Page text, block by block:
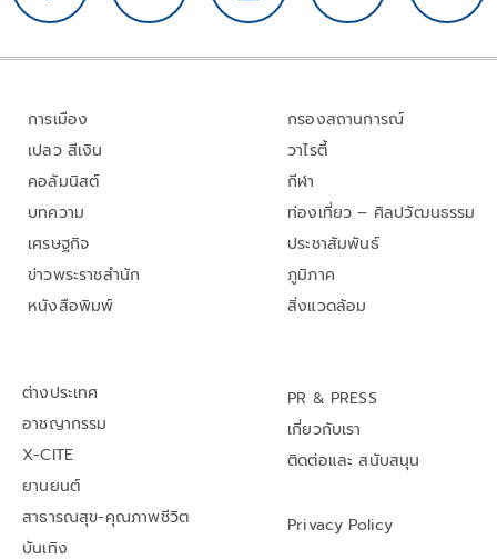
การเมือง
เปลว สีเงิน
คอลัมนิสต์
บทความ
เศรษฐกิจ
ข่าวพระราชสำนัก
หนังสือพิมพ์
กรองสถานการณ์
วาไรตี้
กีฬา
ท่องเที่ยว – ศิลปวัฒนธรรม
ประชาสัมพันธ์
ภูมิภาค
สิ่งแวดล้อม
ต่างประเทศ
อาชญากรรม
X-CITE
ยานยนต์
สาธารณสุข-คุณภาพชีวิต
บันเทิง
PR & PRESS
เกี่ยวกับเรา
ติดต่อและ สนับสนุน
Privacy Policy